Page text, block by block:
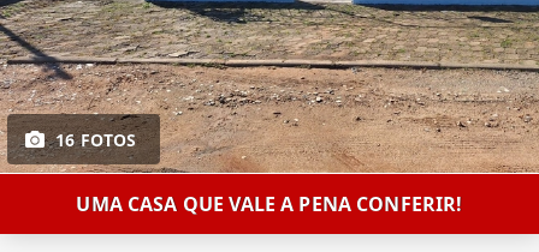
16 FOTOS
UMA CASA QUE VALE A PENA CONFERIR!